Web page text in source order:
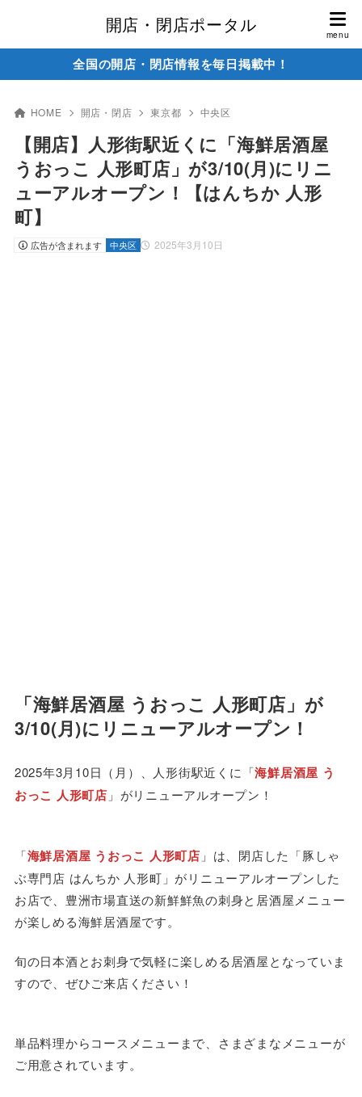
開店・閉店ポータル
全国の開店・閉店情報を毎日掲載中！
HOME 開店・閉店 東京都 中央区
【開店】人形街駅近くに「海鮮居酒屋
うおっこ 人形町店」が3/10(月)にリニ
ューアルオープン！【はんちか 人形
町】
広告が含まれます 中央区 2025年3月10日
「海鮮居酒屋 うおっこ 人形町店」が
3/10(月)にリニューアルオープン！
2025年3月10日（月）、人形街駅近くに「海鮮居酒屋 う
おっこ 人形町店 」がリニューアルオープン！
「海鮮居酒屋 うおっこ 人形町店 」は、閉店した「豚しゃ
ぶ専門店 はんちか 人形町」がリニューアルオープンした
お店で、豊洲市場直送の新鮮鮮魚の刺身と居酒屋メニュー
が楽しめる海鮮居酒屋です。
旬の日本酒とお刺身で気軽に楽しめる居酒屋となっていま
すので、ぜひご来店ください！
単品料理からコースメニューまで、さまざまなメニューが
ご用意されています。